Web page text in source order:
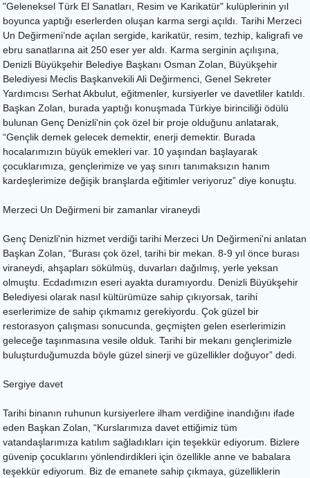
"Geleneksel Türk El Sanatları, Resim ve Karikatür" kulüplerinin yıl
boyunca yaptığı eserlerden oluşan karma sergi açıldı. Tarihi Merzeci
Un Değirmeni’nde açılan sergide, karikatür, resim, tezhip, kaligrafi ve
ebru sanatlarına ait 250 eser yer aldı. Karma serginin açılışına,
Denizli Büyükşehir Belediye Başkanı Osman Zolan, Büyükşehir
Belediyesi Meclis Başkanvekili Ali Değirmenci, Genel Sekreter
Yardımcısı Serhat Akbulut, eğitmenler, kursiyerler ve davetliler katıldı.
Başkan Zolan, burada yaptığı konuşmada Türkiye birinciliği ödülü
bulunan Genç Denizli'nin çok özel bir proje olduğunu anlatarak,
“Gençlik demek gelecek demektir, enerji demektir. Burada
hocalarımızın büyük emekleri var. 10 yaşından başlayarak
çocuklarımıza, gençlerimize ve yaş sınırı tanımaksızın hanım
kardeşlerimize değişik branşlarda eğitimler veriyoruz” diye konuştu.
Merzeci Un Değirmeni bir zamanlar viraneydi
Genç Denizli'nin hizmet verdiği tarihi Merzeci Un Değirmeni'ni anlatan
Başkan Zolan, “Burası çok özel, tarihi bir mekan. 8-9 yıl önce burası
viraneydi, ahşapları sökülmüş, duvarları dağılmış, yerle yeksan
olmuştu. Ecdadımızın eseri ayakta duramıyordu. Denizli Büyükşehir
Belediyesi olarak nasıl kültürümüze sahip çıkıyorsak, tarihi
eserlerimize de sahip çıkmamız gerekiyordu. Çok güzel bir
restorasyon çalışması sonucunda, geçmişten gelen eserlerimizin
geleceğe taşınmasına vesile olduk. Tarihi bir mekanı gençlerimizle
buluşturduğumuzda böyle güzel sinerji ve güzellikler doğuyor” dedi.
Sergiye davet
Tarihi binanın ruhunun kursiyerlere ilham verdiğine inandığını ifade
eden Başkan Zolan, “Kurslarımıza davet ettiğimiz tüm
vatandaşlarımıza katılım sağladıkları için teşekkür ediyorum. Bizlere
güvenip çocuklarını yönlendirdikleri için özellikle anne ve babalara
teşekkür ediyorum. Biz de emanete sahip çıkmaya, güzelliklerin